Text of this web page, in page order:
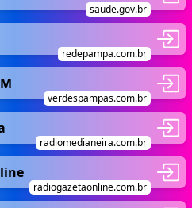
saude.gov.br
redepampa.com.br
verdespampas.com.br
radiomedianeira.com.br
radiogazetaonline.com.br